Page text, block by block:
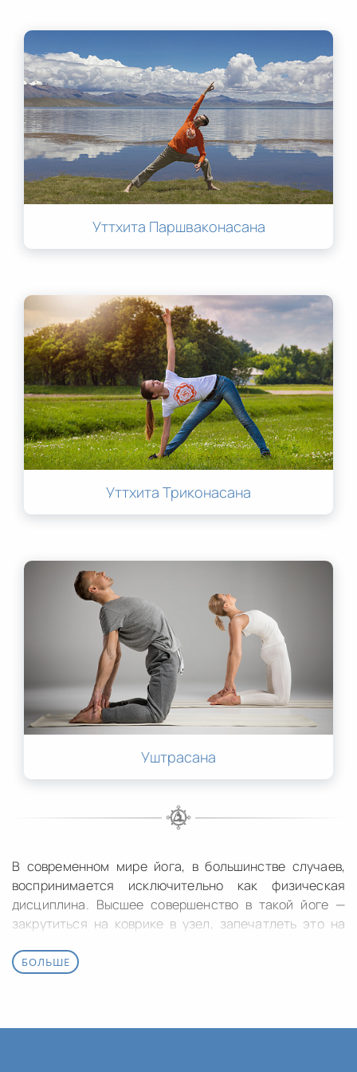
Уттхита Паршваконасана
Уттхита Триконасана
Уштрасана
В современном мире йога, в большинстве случаев,
воспринимается исключительно как физическая
дисциплина. Высшее совершенство в такой йоге —
закрутиться на коврике в узел, запечатлеть это на
направлений современной йоги. В чуть более
БОЛЬШЕ